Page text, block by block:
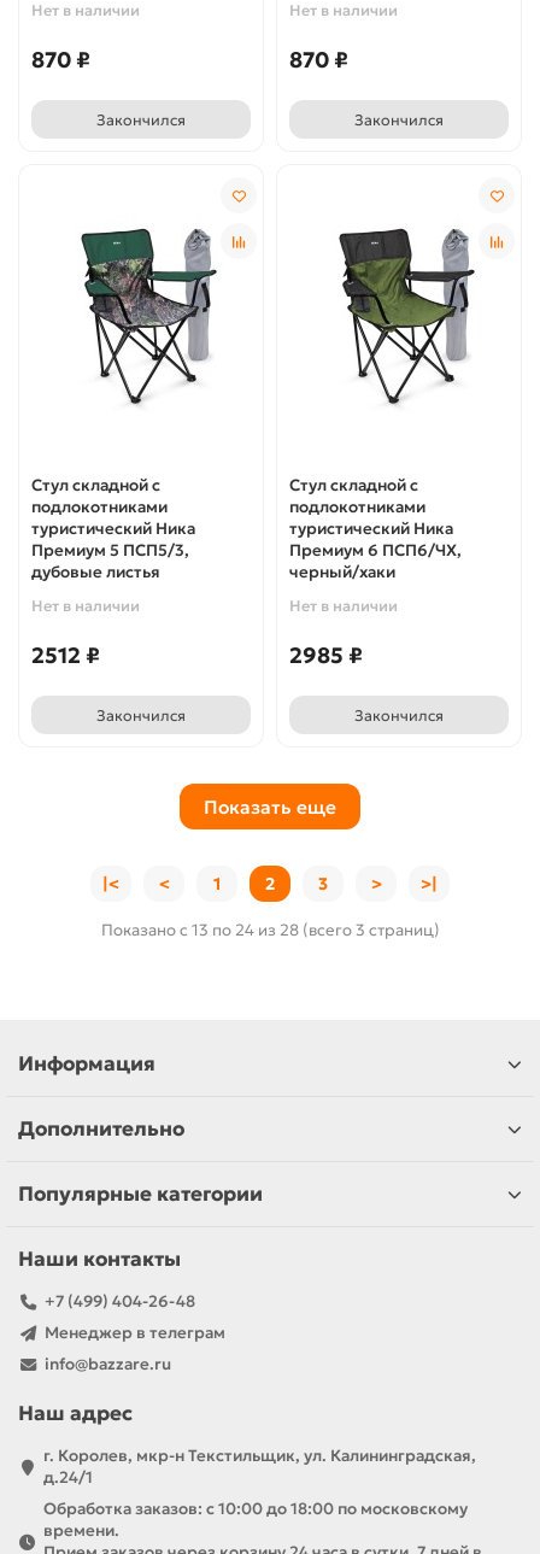
Нет в наличии
870 ₽
Закончился
Нет в наличии
870 ₽
Закончился
Стул складной с
подлокотниками
туристический Ника
Премиум 5 ПСП5/3,
дубовые листья
Нет в наличии
2512 ₽
Закончился
Стул складной с
подлокотниками
туристический Ника
Премиум 6 ПСП6/ЧХ,
черный/хаки
Нет в наличии
2985 ₽
Закончился
Показать еще
|< < 1 2 3 > >|
Показано с 13 по 24 из 28 (всего 3 страниц)
Информация
Дополнительно
Популярные категории
Наши контакты
+7 (499) 404-26-48
Менеджер в телеграм
info@bazzare.ru
Наш адрес
г. Королев, мкр-н Текстильщик, ул. Калининградская,
д.24/1
Обработка заказов: с 10:00 до 18:00 по московскому
времени.